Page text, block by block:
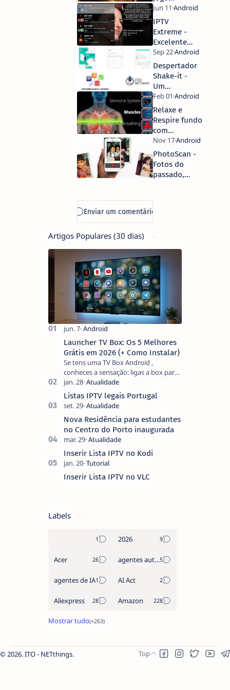
IPTV
Extreme -
Excelente
player para
IPTV!
Despertador
Shake-it -
Um
despertador
super
completo!
Relaxe e
Respire fundo
com
Breathe2Relax
PhotoScan -
Fotos do
passado,
Artigos Populares (30 dias)
Launcher TV Box: Os 5 Melhores
Grátis em 2026 (+ Como Instalar)
Se tens uma TV Box Android ,
conheces a sensação: ligas a box para
ver um filme e o ecrã inicial está
coberto de sugestões que não
pediste, ban…
Listas IPTV legais Portugal
Nova Residência para estudantes
no Centro do Porto inaugurada
Inserir Lista IPTV no Kodi
Inserir Lista IPTV no VLC
Labels
2026
Acer agentes autónomos
agentes de IA AI Act
Aliexpress Amazon
2026.ITO - NETthings.